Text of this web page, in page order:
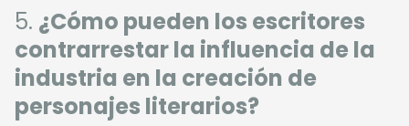
5. ¿Cómo pueden los escritores
contrarrestar la influencia de la
industria en la creación de
personajes literarios?